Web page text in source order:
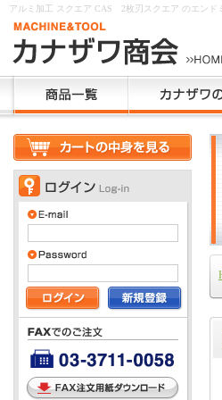
アルミ加工 スクエア CAS 2枚刃スクエア のエンド